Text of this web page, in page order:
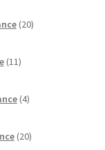
20izdelkov
11izdelkov
4izdelki
20izdelkov